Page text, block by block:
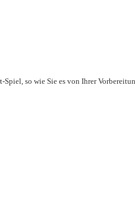
so wie Sie es von Ihrer